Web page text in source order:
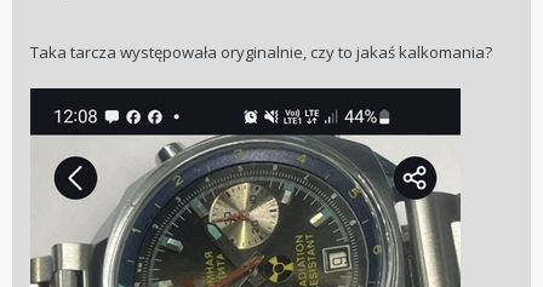
Taka tarcza występowała oryginalnie, czy to jakaś kalkomania?